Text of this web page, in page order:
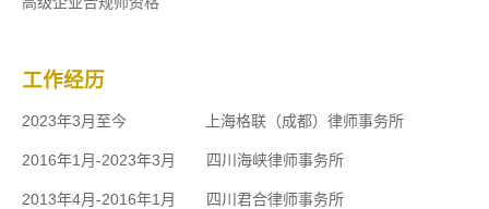
工作经历
2023年3月至今 上海格联（成都）律师事务所
2016年1月-2023年3月 四川海峡律师事务所
2013年4月-2016年1月 四川君合律师事务所